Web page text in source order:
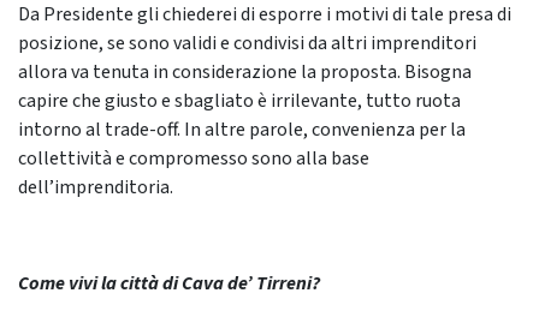
Da Presidente gli chiederei di esporre i motivi di tale presa di
posizione, se sono validi e condivisi da altri imprenditori
allora va tenuta in considerazione la proposta. Bisogna
capire che giusto e sbagliato è irrilevante, tutto ruota
intorno al trade-off. In altre parole, convenienza per la
collettività e compromesso sono alla base
dell’imprenditoria.
Come vivi la città di Cava de’ Tirreni?